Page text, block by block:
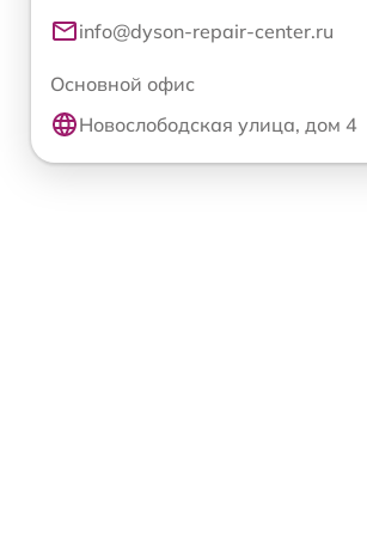
info@dyson-repair-center.ru
Основной офис
Новослободская улица, дом 4